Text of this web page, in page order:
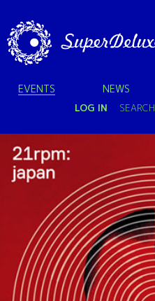
EVENTS NEWS
LOG IN SEARCH